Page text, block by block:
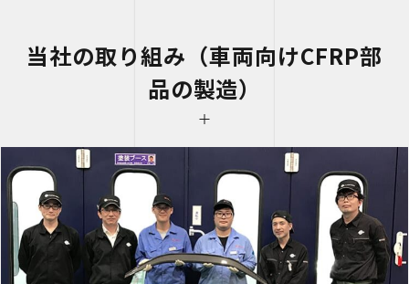
当社の取り組み（車両向けCFRP部
品の製造）